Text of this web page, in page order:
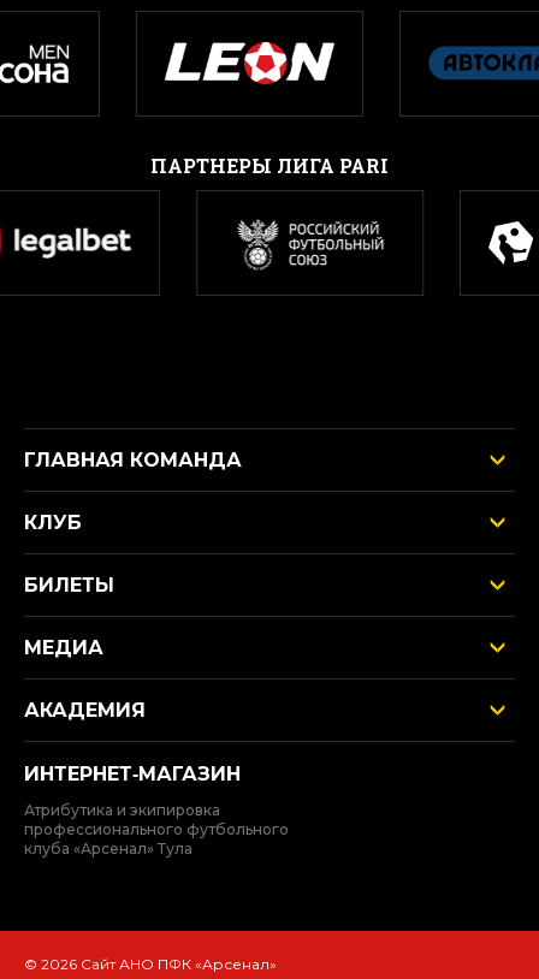
ПАРТНЕРЫ ЛИГА PARI
ГЛАВНАЯ КОМАНДА
КЛУБ
БИЛЕТЫ
МЕДИА
АКАДЕМИЯ
ИНТЕРНЕТ‑МАГАЗИН
Атрибутика и экипировка
профессионального футбольного
клуба «Арсенал» Тула
© 2026 Сайт АНО ПФК «Арсенал»